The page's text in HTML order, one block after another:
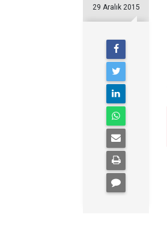
29 Aralık 2015